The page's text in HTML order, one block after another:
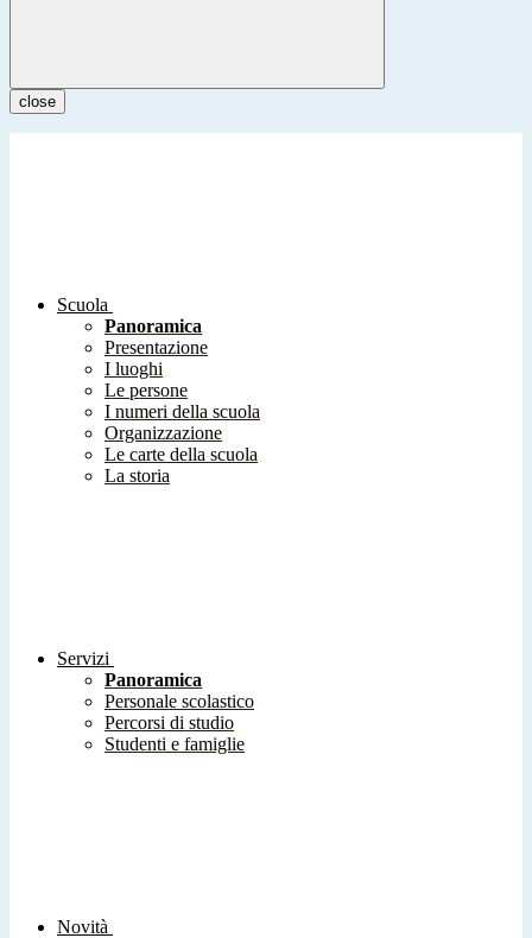
close
Scuola
Panoramica
Presentazione
I luoghi
Le persone
I numeri della scuola
Organizzazione
Le carte della scuola
La storia
Servizi
Panoramica
Personale scolastico
Percorsi di studio
Studenti e famiglie
Novità